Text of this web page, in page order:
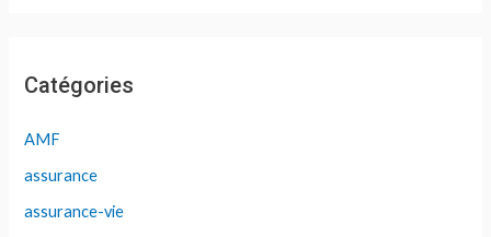
Catégories
AMF
assurance
assurance-vie